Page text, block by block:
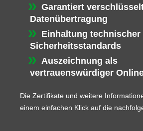
Garantiert
Datenübertragung
Einhaltung technischer
Sicherheitsstandards
Auszeichnung als
vertrauenswürdiger
Die Zertifikate und weitere
einem einfachen Klick auf die